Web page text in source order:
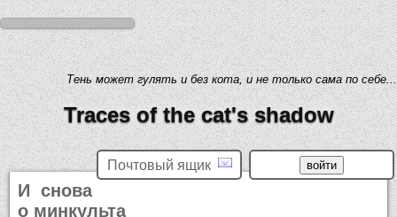
Тень может гулять и без кота, и не только сама по себе...
Traces of the cat's shadow
Почтовый ящик
И снова
о минкульта